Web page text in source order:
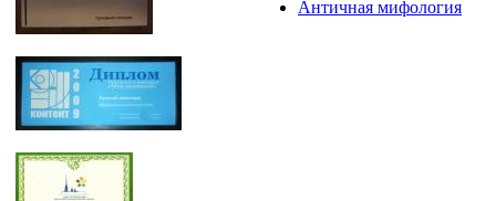
Античная мифология